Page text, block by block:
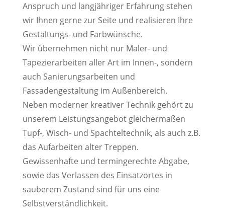
Anspruch und langjähriger Erfahrung stehen
wir Ihnen gerne zur Seite und realisieren Ihre
Gestaltungs- und Farbwünsche.
Wir übernehmen nicht nur Maler- und
Tapezierarbeiten aller Art im Innen-, sondern
auch Sanierungsarbeiten und
Fassadengestaltung im Außenbereich.
Neben moderner kreativer Technik gehört zu
unserem Leistungsangebot gleichermaßen
Tupf-, Wisch- und Spachteltechnik, als auch z.B.
das Aufarbeiten alter Treppen.
Gewissenhafte und termingerechte Abgabe,
sowie das Verlassen des Einsatzortes in
sauberem Zustand sind für uns eine
Selbstverständlichkeit.